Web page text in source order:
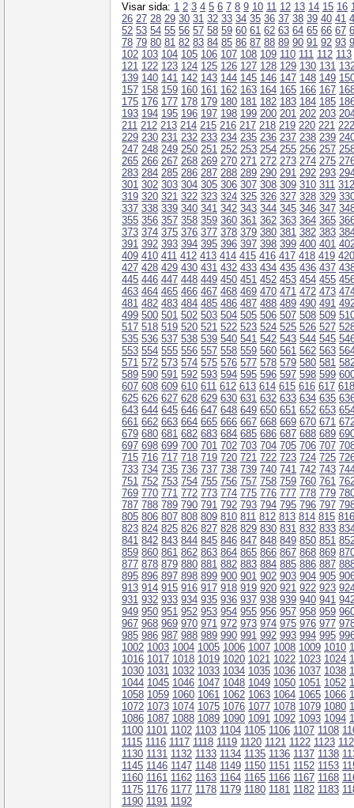
Visar sida: 1 2 3 4 5 6 7 8 9 10 11 12 13 14 15 16
26 27 28 29 30 31 32 33 34 35 36 37 38 39 40 41
52 53 54 55 56 57 58 59 60 61 62 63 64 65 66 67
78 79 80 81 82 83 84 85 86 87 88 89 90 91 92 93
102 103 104 105 106 107 108 109 110 111 112 113
121 122 123 124 125 126 127 128 129 130 131
139 140 141 142 143 144 145 146 147 148 149
157 158 159 160 161 162 163 164 165 166 167
175 176 177 178 179 180 181 182 183 184 185
193 194 195 196 197 198 199 200 201 202 203
211 212 213 214 215 216 217 218 219 220 221 222
229 230 231 232 233 234 235 236 237 238 239
247 248 249 250 251 252 253 254 255 256 257
265 266 267 268 269 270 271 272 273 274 275
283 284 285 286 287 288 289 290 291 292 293
301 302 303 304 305 306 307 308 309 310 311 312
319 320 321 322 323 324 325 326 327 328 329
337 338 339 340 341 342 343 344 345 346 347
355 356 357 358 359 360 361 362 363 364 365
373 374 375 376 377 378 379 380 381 382 383
391 392 393 394 395 396 397 398 399 400 401
409 410 411 412 413 414 415 416 417 418 419 420
427 428 429 430 431 432 433 434 435 436 437
445 446 447 448 449 450 451 452 453 454 455
463 464 465 466 467 468 469 470 471 472 473
481 482 483 484 485 486 487 488 489 490 491
499 500 501 502 503 504 505 506 507 508 509
517 518 519 520 521 522 523 524 525 526 527
535 536 537 538 539 540 541 542 543 544 545
553 554 555 556 557 558 559 560 561 562 563
571 572 573 574 575 576 577 578 579 580 581
589 590 591 592 593 594 595 596 597 598 599
607 608 609 610 611 612 613 614 615 616 617 618
625 626 627 628 629 630 631 632 633 634 635
643 644 645 646 647 648 649 650 651 652 653
661 662 663 664 665 666 667 668 669 670 671
679 680 681 682 683 684 685 686 687 688 689
697 698 699 700 701 702 703 704 705 706 707
715 716 717 718 719 720 721 722 723 724 725
733 734 735 736 737 738 739 740 741 742 743
751 752 753 754 755 756 757 758 759 760 761
769 770 771 772 773 774 775 776 777 778 779
787 788 789 790 791 792 793 794 795 796 797
805 806 807 808 809 810 811 812 813 814 815 816
823 824 825 826 827 828 829 830 831 832 833
841 842 843 844 845 846 847 848 849 850 851
859 860 861 862 863 864 865 866 867 868 869
877 878 879 880 881 882 883 884 885 886 887
895 896 897 898 899 900 901 902 903 904 905
913 914 915 916 917 918 919 920 921 922 923
931 932 933 934 935 936 937 938 939 940 941
949 950 951 952 953 954 955 956 957 958 959
967 968 969 970 971 972 973 974 975 976 977
985 986 987 988 989 990 991 992 993 994 995
1002 1003 1004 1005 1006 1007 1008 1009 1010
1016 1017 1018 1019 1020 1021 1022 1023 1024
1030 1031 1032 1033 1034 1035 1036 1037 1038
1044 1045 1046 1047 1048 1049 1050 1051 1052
1058 1059 1060 1061 1062 1063 1064 1065 1066
1072 1073 1074 1075 1076 1077 1078 1079 1080
1086 1087 1088 1089 1090 1091 1092 1093 1094
1100 1101 1102 1103 1104 1105 1106 1107 1108
1115 1116 1117 1118 1119 1120 1121 1122 1123
1130 1131 1132 1133 1134 1135 1136 1137 1138
1145 1146 1147 1148 1149 1150 1151 1152 1153
1160 1161 1162 1163 1164 1165 1166 1167 1168
1175 1176 1177 1178 1179 1180 1181 1182 1183
1190 1191 1192